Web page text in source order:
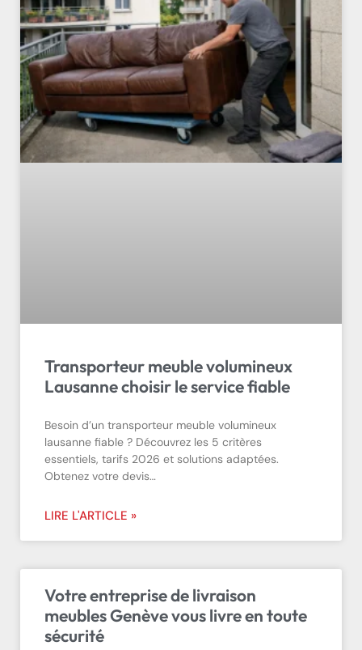
Transporteur meuble volumineux
Lausanne choisir le service fiable
Besoin d’un transporteur meuble volumineux
lausanne fiable ? Découvrez les 5 critères
essentiels, tarifs 2026 et solutions adaptées.
Obtenez votre devis…
LIRE L'ARTICLE »
Votre entreprise de livraison
meubles Genève vous livre en toute
sécurité